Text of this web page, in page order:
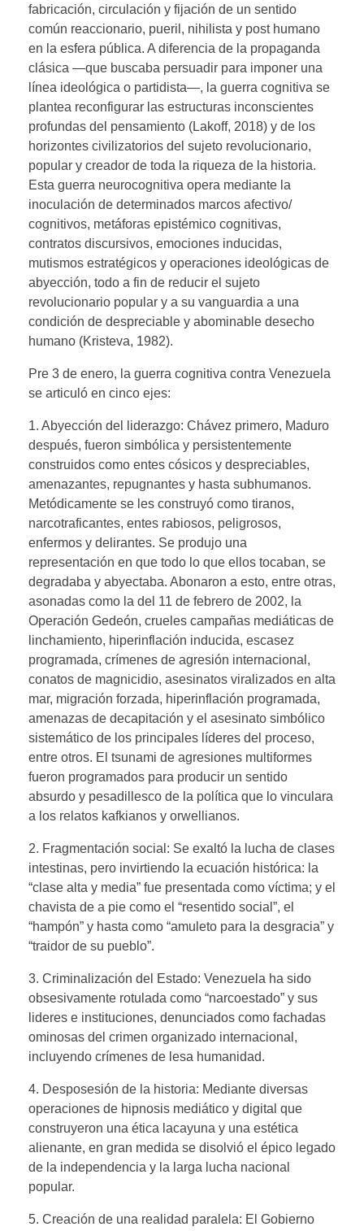
fabricación, circulación y fijación de un sentido
común reaccionario, pueril, nihilista y post humano
en la esfera pública. A diferencia de la propaganda
clásica —que buscaba persuadir para imponer una
línea ideológica o partidista—, la guerra cognitiva se
plantea reconfigurar las estructuras inconscientes
profundas del pensamiento (Lakoff, 2018) y de los
horizontes civilizatorios del sujeto revolucionario,
popular y creador de toda la riqueza de la historia.
Esta guerra neurocognitiva opera mediante la
inoculación de determinados marcos afectivo/
cognitivos, metáforas epistémico cognitivas,
contratos discursivos, emociones inducidas,
mutismos estratégicos y operaciones ideológicas de
abyección, todo a fin de reducir el sujeto
revolucionario popular y a su vanguardia a una
condición de despreciable y abominable desecho
humano (Kristeva, 1982).
Pre 3 de enero, la guerra cognitiva contra Venezuela
se articuló en cinco ejes:
1. Abyección del liderazgo: Chávez primero, Maduro
después, fueron simbólica y persistentemente
construidos como entes cósicos y despreciables,
amenazantes, repugnantes y hasta subhumanos.
Metódicamente se les construyó como tiranos,
narcotraficantes, entes rabiosos, peligrosos,
enfermos y delirantes. Se produjo una
representación en que todo lo que ellos tocaban, se
degradaba y abyectaba. Abonaron a esto, entre otras,
asonadas como la del 11 de febrero de 2002, la
Operación Gedeón, crueles campañas mediáticas de
linchamiento, hiperinflación inducida, escasez
programada, crímenes de agresión internacional,
conatos de magnicidio, asesinatos viralizados en alta
mar, migración forzada, hiperinflación programada,
amenazas de decapitación y el asesinato simbólico
sistemático de los principales líderes del proceso,
entre otros. El tsunami de agresiones multiformes
fueron programados para producir un sentido
absurdo y pesadillesco de la política que lo vinculara
a los relatos kafkianos y orwellianos.
2. Fragmentación social: Se exaltó la lucha de clases
intestinas, pero invirtiendo la ecuación histórica: la
“clase alta y media” fue presentada como víctima; y el
chavista de a pie como el “resentido social”, el
“hampón” y hasta como “amuleto para la desgracia” y
“traidor de su pueblo”.
3. Criminalización del Estado: Venezuela ha sido
obsesivamente rotulada como “narcoestado” y sus
lideres e instituciones, denunciados como fachadas
ominosas del crimen organizado internacional,
incluyendo crímenes de lesa humanidad.
4. Desposesión de la historia: Mediante diversas
operaciones de hipnosis mediático y digital que
construyeron una ética lacayuna y una estética
alienante, en gran medida se disolvió el épico legado
de la independencia y la larga lucha nacional
popular.
5. Creación de una realidad paralela: El Gobierno